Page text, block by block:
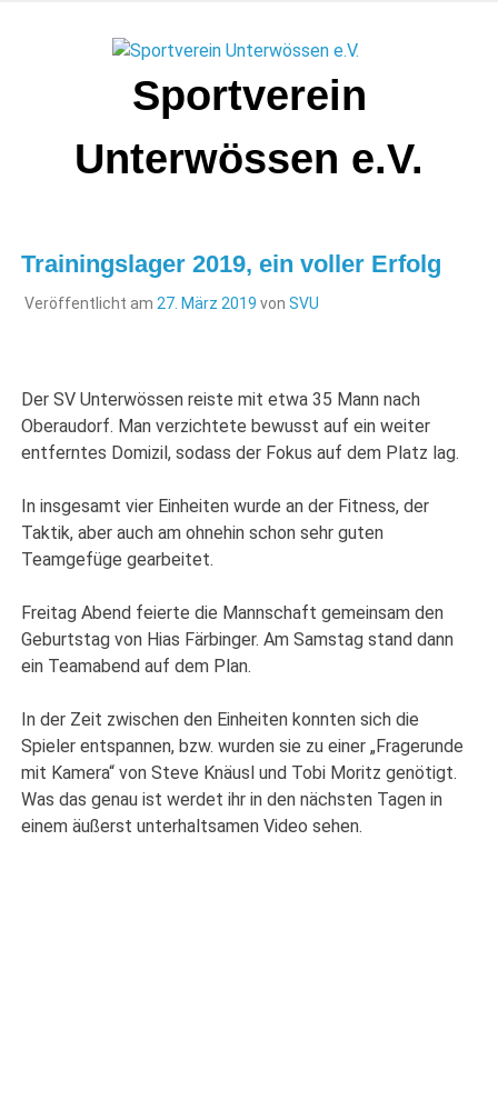
Sportverein
Unterwössen e.V.
Trainingslager 2019, ein voller Erfolg
Veröffentlicht am 27. März 2019 von SVU
Der SV Unterwössen reiste mit etwa 35 Mann nach
Oberaudorf. Man verzichtete bewusst auf ein weiter
entferntes Domizil, sodass der Fokus auf dem Platz lag.
In insgesamt vier Einheiten wurde an der Fitness, der
Taktik, aber auch am ohnehin schon sehr guten
Teamgefüge gearbeitet.
Freitag Abend feierte die Mannschaft gemeinsam den
Geburtstag von Hias Färbinger. Am Samstag stand dann
ein Teamabend auf dem Plan.
In der Zeit zwischen den Einheiten konnten sich die
Spieler entspannen, bzw. wurden sie zu einer „Fragerunde
mit Kamera“ von Steve Knäusl und Tobi Moritz genötigt.
Was das genau ist werdet ihr in den nächsten Tagen in
einem äußerst unterhaltsamen Video sehen.